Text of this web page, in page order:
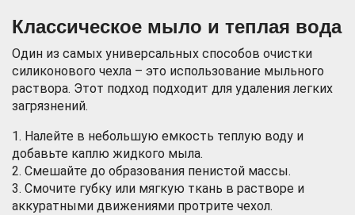
Классическое мыло и теплая вода
Один из самых универсальных способов очистки
силиконового чехла – это использование мыльного
раствора. Этот подход подходит для удаления легких
загрязнений.
1. Налейте в небольшую емкость теплую воду и
добавьте каплю жидкого мыла.
2. Смешайте до образования пенистой массы.
3. Смочите губку или мягкую ткань в растворе и
аккуратными движениями протрите чехол.